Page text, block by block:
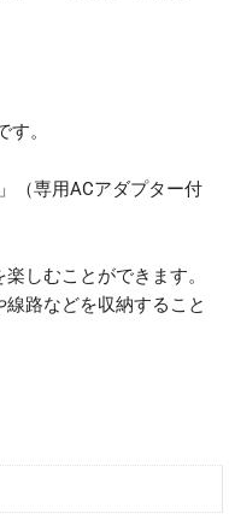
。
（専用ACアダプター付
しむことができます。
路などを収納すること